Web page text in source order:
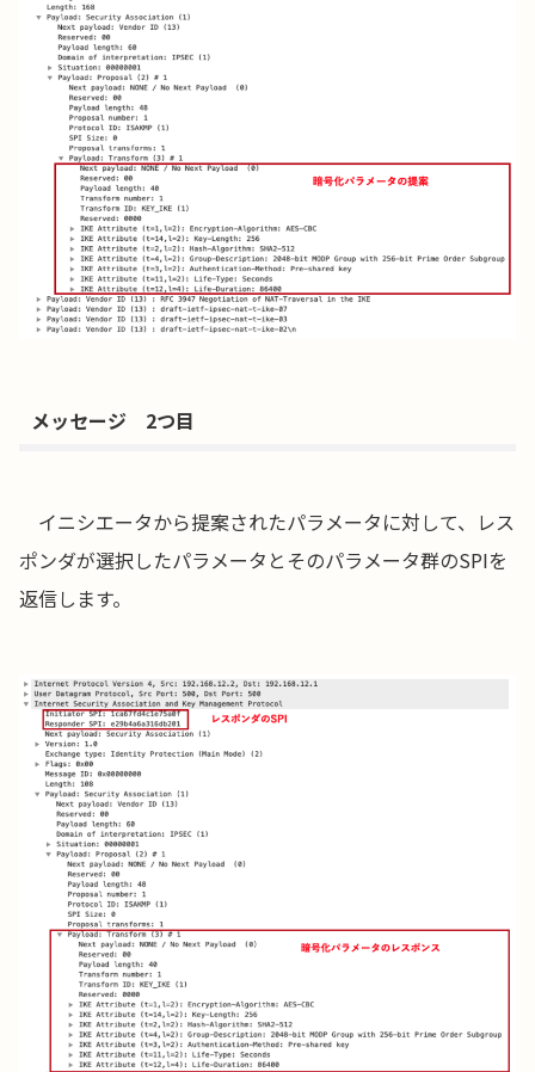
メッセージ 2つ目
イニシエータから提案されたパラメータに対して、レス
ポンダが選択したパラメータとそのパラメータ群のSPIを
返信します。